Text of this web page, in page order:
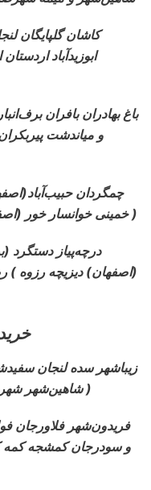
کاشان گلپایگان
ابوزیدآباد
باغ بهادران بافران
و میاندشت
چمگردان حبیب‌آباد
خمینی خوانسار خور (اصفهان) خوراسگان خورزوق داران دامنه )
درچه‌پیاز دستگرد
(اصفهان) دیزیچه رزوه )
(اصفهان) زیباشهر سده لنجان
شاهین‌شهر شهرضا طالخونچه عسگران علویجه فرخی )
فریدون‌شهر فلاورجان
و سودرجان کمشجه کمه